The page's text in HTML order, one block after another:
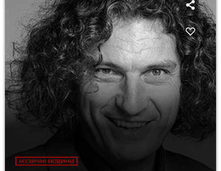
МУЗИЧНІ НОВИНИ